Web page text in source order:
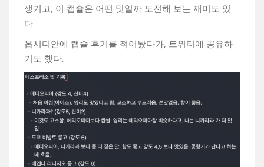
생기고, 이 캡슐은 어떤 맛일까 도전해 보는 재미도 있
다.
옵시디안에 캡슐 후기를 적어놨다가, 트위터에 공유하
기도 했다.